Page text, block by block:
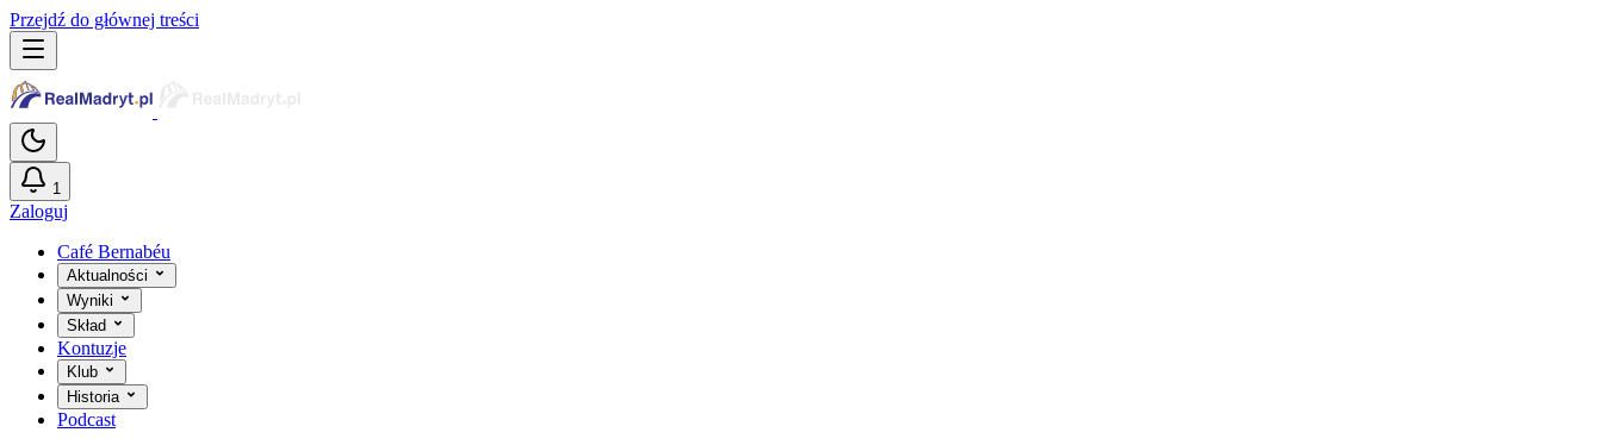
Przejdź do głównej treści
1
Zaloguj
Café Bernabéu
Aktualności
Wyniki
Skład
Kontuzje
Klub
Historia
Podcast